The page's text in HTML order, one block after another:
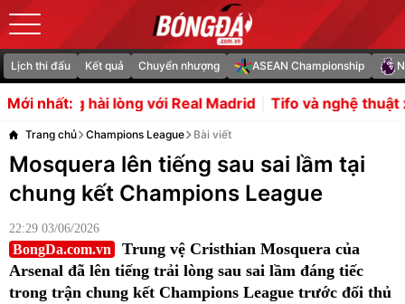
Lịch thi đấu Kết quả Chuyển nhượng ASEAN Championship
Mới nhất:
với Real Madrid Tifo và nghệ thuật xếp hình khổng
Trang chủ Champions League Bài viết
Mosquera lên tiếng sau sai lầm tại
chung kết Champions League
22:29 03/06/2026
BongDa.com.vn
Trung vệ Cristhian Mosquera của
Arsenal đã lên tiếng trải lòng sau sai lầm đáng tiếc
trong trận chung kết Champions League trước đối thủ